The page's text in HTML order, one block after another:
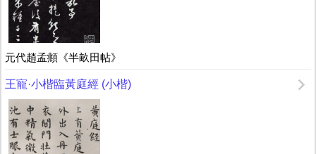
元代趙孟頫《半畝田帖》
王寵·小楷臨黃庭經 (小楷)